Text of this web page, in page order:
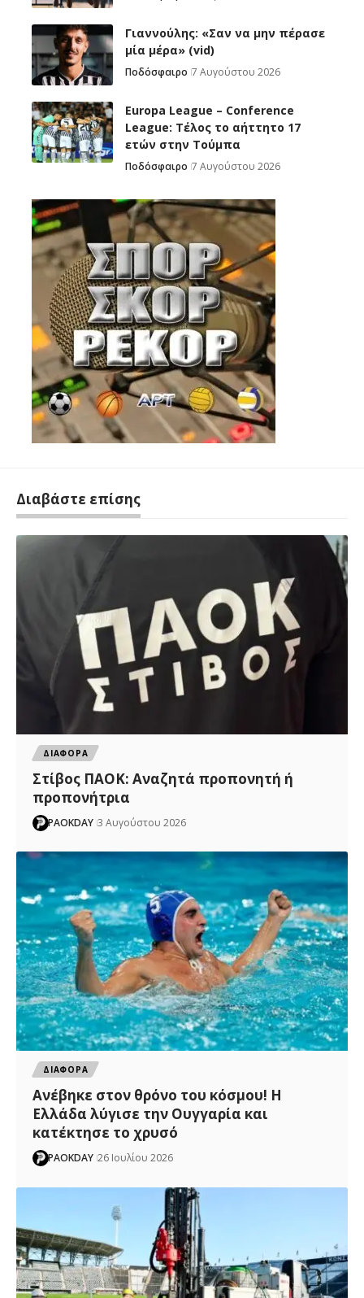
Γιαννούλης: «Σαν να μην πέρασε
μία μέρα» (vid)
Ποδόσφαιρο 7 Αυγούστου 2026
Europa League – Conference
League: Τέλος το αήττητο 17
ετών στην Τούμπα
Ποδόσφαιρο 7 Αυγούστου 2026
Διαβάστε επίσης
ΔΙΑΦΟΡΑ
Στίβος ΠΑΟΚ: Αναζητά προπονητή ή
προπονήτρια
PAOKDAY 3 Αυγούστου 2026
ΔΙΑΦΟΡΑ
Ανέβηκε στον θρόνο του κόσμου! Η
Ελλάδα λύγισε την Ουγγαρία και
κατέκτησε το χρυσό
PAOKDAY 26 Ιουλίου 2026